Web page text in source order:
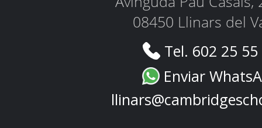
08450 Llinars del
Tel. 602 25
Enviar